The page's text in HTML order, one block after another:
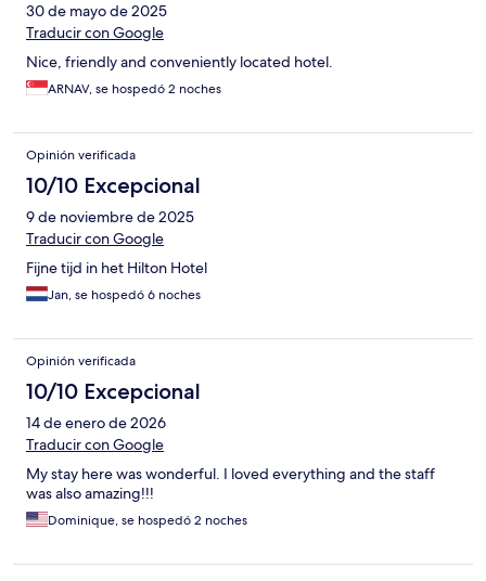
30 de mayo de 2025
Traducir con Google
Nice, friendly and conveniently located hotel.
ARNAV, se hospedó 2 noches
Opinión verificada
10/10 Excepcional
9 de noviembre de 2025
Traducir con Google
Fijne tijd in het Hilton Hotel
Jan, se hospedó 6 noches
Opinión verificada
10/10 Excepcional
14 de enero de 2026
Traducir con Google
My stay here was wonderful. I loved everything and the staff
was also amazing!!!
Dominique, se hospedó 2 noches